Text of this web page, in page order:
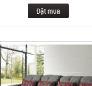
Đặt mua